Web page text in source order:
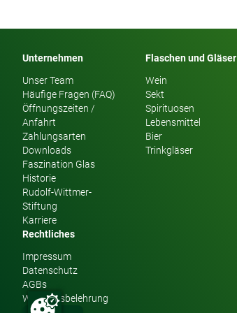
Unternehmen
Unser Team
Häufige Fragen (FAQ)
Öffnungszeiten /
Anfahrt
Zahlungsarten
Downloads
Faszination Glas
Historie
Rudolf-Wittmer-
Stiftung
Karriere
Flaschen und Gläser
Wein
Sekt
Spirituosen
Lebensmittel
Bier
Trinkgläser
Rechtliches
Impressum
Datenschutz
AGBs
Widerrufsbelehrung